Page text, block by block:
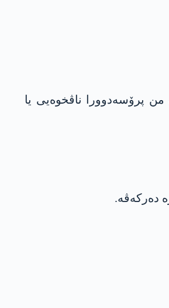
ژی ل گۆری کەڤنەشۆپیا پارلامەنتۆیێ ئەڤ نە مومكینه‌. ئەز یەک ژ وان کەسا مە کو 5 سالان من پرۆسەدوورا ناڤخوەیی یا
دەرکەڤە.